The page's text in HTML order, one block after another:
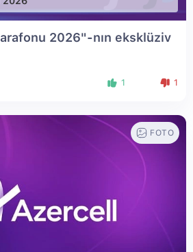
2026"-nın eksklüziv
1 1
FOTO